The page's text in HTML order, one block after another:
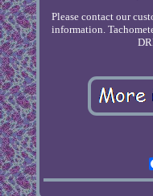
Please contact our
information.